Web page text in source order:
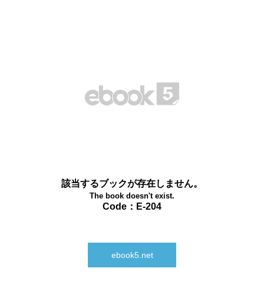
該当するブックが存在しません。
The book doesn't exist.
Code：E-204
ebook5.net